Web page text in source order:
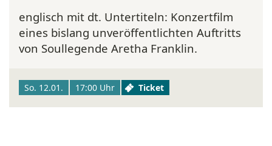
englisch mit dt. Untertiteln: Konzertfilm
eines bislang unveröffentlichten Auftritts
von Soullegende Aretha Franklin.
So. 12.01. 17:00 Uhr Ticket